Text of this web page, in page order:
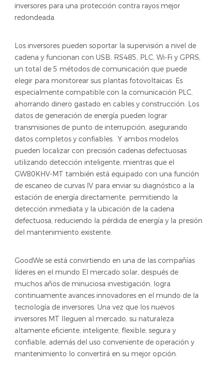
inversores para una protección contra rayos mejor
redondeada.
Los inversores pueden soportar la supervisión a nivel de
cadena y funcionan con USB, RS485, PLC, Wi-Fi y GPRS,
un total de 5 métodos de comunicación que puede
elegir para monitorear sus plantas fotovoltaicas. Es
especialmente compatible con la comunicación PLC,
ahorrando dinero gastado en cables y construcción. Los
datos de generación de energía pueden lograr
transmisiones de punto de interrupción, asegurando
datos completos y confiables. Y ambos modelos
pueden localizar con precisión cadenas defectuosas
utilizando detección inteligente, mientras que el
GW80KHV-MT también está equipado con una función
de escaneo de curvas IV para enviar su diagnóstico a la
estación de energía directamente, permitiendo la
detección inmediata y la ubicación de la cadena
defectuosa, reduciendo la pérdida de energía y la presión
del mantenimiento existente.
GoodWe se está convirtiendo en una de las compañías
líderes en el mundo El mercado solar, después de
muchos años de minuciosa investigación, logra
continuamente avances innovadores en el mundo de la
tecnología de inversores. Una vez que los nuevos
inversores MT lleguen al mercado, su naturaleza
altamente eficiente, inteligente, flexible, segura y
confiable, además del uso conveniente de operación y
mantenimiento lo convertirá en su mejor opción.